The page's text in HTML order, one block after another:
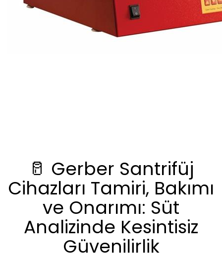
🥛 Gerber Santrifüj
Cihazları Tamiri, Bakımı
ve Onarımı: Süt
Analizinde Kesintisiz
Güvenilirlik